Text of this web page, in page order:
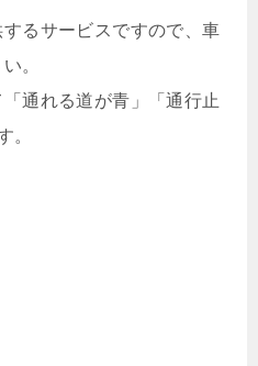
るサービスですので、車
。
通れる道が青」「通行止
。